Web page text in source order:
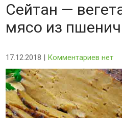
Сейтан —
мясо из
17.12.2018 | Комментариев нет